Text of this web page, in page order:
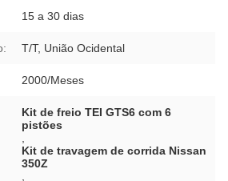
15 a 30 dias
T/T, União Ocidental
2000/Meses
Kit de freio TEI GTS6 com 6
pistões
Kit de travagem de corrida Nissan
350Z